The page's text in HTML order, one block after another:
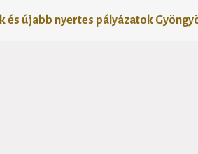
és újabb nyertes pályázatok